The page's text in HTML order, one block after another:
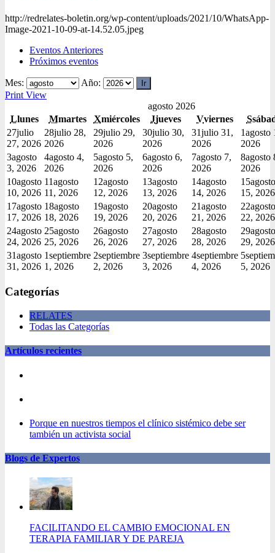
http://redrelates-boletin.org/wp-content/uploads/2021/10/WhatsApp-
Image-2021-10-09-at-14.52.05.jpeg
Eventos Anteriores
Próximos eventos
Mes:
Año:
Print View
agosto 2026
Llunes Mmartes Xmiércoles Jjueves Vviernes S
27julio
27, 2026
28julio 28,
2026
29julio 29,
2026
30julio 30,
2026
31julio 31,
2026
1agosto
2026
3agosto
3, 2026
4agosto 4,
2026
5agosto 5,
2026
6agosto 6,
2026
7agosto 7,
2026
8agosto
2026
10agosto
10, 2026
11agosto
11, 2026
12agosto
12, 2026
13agosto
13, 2026
14agosto
14, 2026
15agosto
15, 2026
17agosto
17, 2026
18agosto
18, 2026
19agosto
19, 2026
20agosto
20, 2026
21agosto
21, 2026
22agosto
22, 2026
24agosto
24, 2026
25agosto
25, 2026
26agosto
26, 2026
27agosto
27, 2026
28agosto
28, 2026
29agosto
29, 2026
31agosto
31, 2026
1septiembre
1, 2026
2septiembre
2, 2026
3septiembre
3, 2026
4septiembre
4, 2026
5
5, 2026
Categorías
RELATES
Todas las Categorías
Artículos recientes
Porque en nuestros tiempos el clínico sistémico debe ser
también un activista social
Blogs de Expertos
FACILITANDO EL CAMBIO EMOCIONAL EN
TERAPIA FAMILIAR Y DE PAREJA